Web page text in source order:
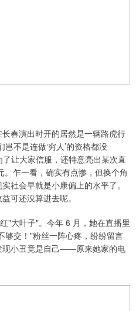
春演出时开的居然是一辆路虎行
不是连做‘穷人’的资格都没
让大家信服，还特意亮出某次直
乍一看，确实有点惨，但换个角
社会早就是小康偏上的水平了。
可还没算进去呢。
大叶子"。今年 6 月，她在直播里
够交！"粉丝一阵心疼，纷纷留言
现小丑竟是自己——原来她家的电